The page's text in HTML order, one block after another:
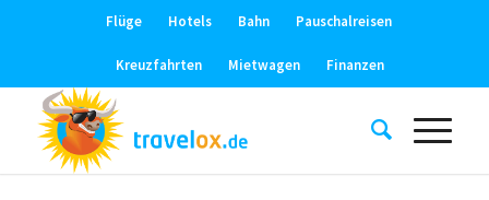
Flüge Hotels Bahn Pauschalreisen
Kreuzfahrten Mietwagen Finanzen